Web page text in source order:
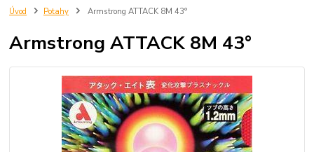
Úvod Potahy Armstrong ATTACK 8M 43°
Armstrong ATTACK 8M 43°